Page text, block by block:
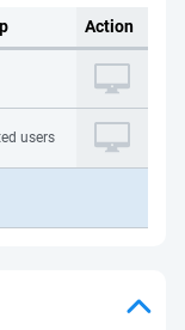
Action
users